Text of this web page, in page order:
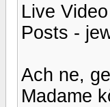
Live
Posts -
Ach ne,
Madame